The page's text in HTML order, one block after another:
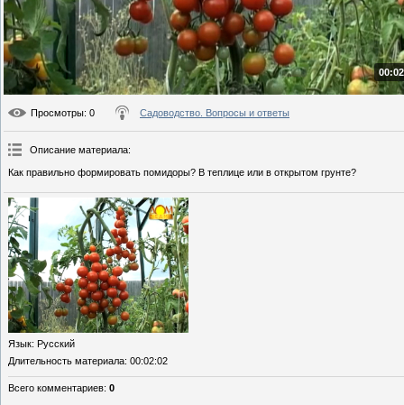
Просмотры: 0 Садоводство. Вопросы и ответы
Описание материала:
Как правильно формировать помидоры? В теплице или в открытом грунте?
Язык: Русский
Длительность материала: 00:02:02
Всего комментариев: 0